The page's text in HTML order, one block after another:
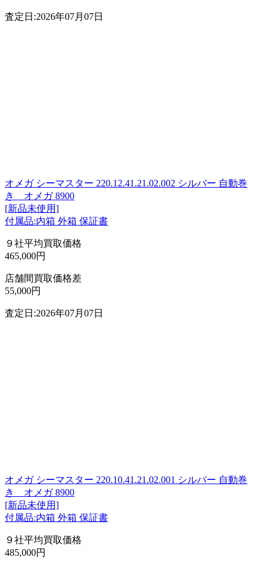
査定日:2026年07月07日
オメガ シーマスター 220.12.41.21.02.002 シルバー 自動巻
き オメガ 8900
[新品未使用]
付属品:内箱 外箱 保証書
９社平均買取価格
465,000円
店舗間買取価格差
55,000円
査定日:2026年07月07日
オメガ シーマスター 220.10.41.21.02.001 シルバー 自動巻
き オメガ 8900
[新品未使用]
付属品:内箱 外箱 保証書
９社平均買取価格
485,000円